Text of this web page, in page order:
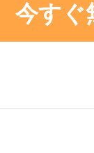
今すぐ